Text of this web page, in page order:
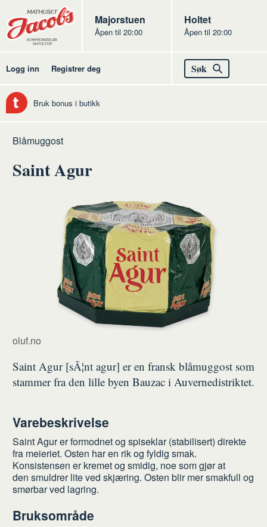
Butikker
Jacobs
Majorstuen
Åpen til 20:00
Jacobs
Holtet
Åpen til 20:00
Logg inn Registrer deg Søk
Bruk bonus i butikk
Hjem
Ost
Råvarer
Blåmuggost
Saint Agur
oluf.no
Saint Agur [sÃ¦nt agur] er en fransk blåmuggost som
stammer fra den lille byen Bauzac i Auvernedistriktet.
Varebeskrivelse
Saint Agur er formodnet og spiseklar (stabilisert) direkte
fra meieriet. Osten har en rik og fyldig smak.
Konsistensen er kremet og smidig, noe som gjør at
den smuldrer lite ved skjæring. Osten blir mer smakfull og
smørbar ved lagring.
Bruksområde